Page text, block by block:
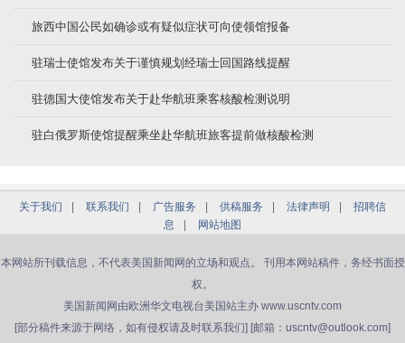
旅西中国公民如确诊或有疑似症状可向使领馆报备
驻瑞士使馆发布关于谨慎规划经瑞士回国路线提醒
驻德国大使馆发布关于赴华航班乘客核酸检测说明
驻白俄罗斯使馆提醒乘坐赴华航班旅客提前做核酸检测
关于我们 | 联系我们 | 广告服务 | 供稿服务 | 法律声明 |
招聘信
息
| 网站地图
本网站所刊载信息，不代表美国新闻网的立场和观点。 刊用本网站稿件，务经书面授
权。
美国新闻网由欧洲华文电视台美国站主办 www.uscntv.com
[部分稿件来源于网络，如有侵权请及时联系我们] [邮箱：uscntv@outlook.com]